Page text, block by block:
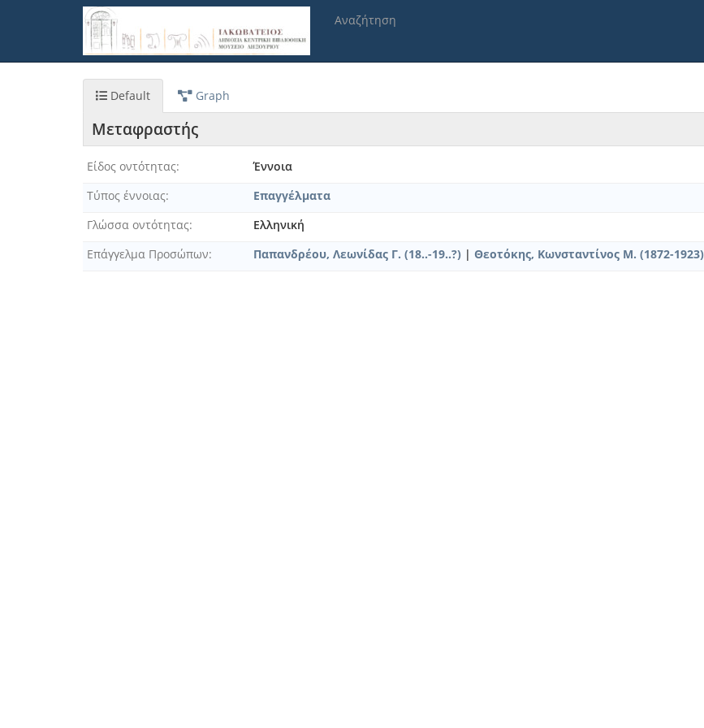
Αναζήτηση
Default Graph
Μεταφραστής
Είδος οντότητας
Έννοια
Τύπος έννοιας
Επαγγέλματα
Γλώσσα οντότητας
Ελληνική
Επάγγελμα Προσώπων
Παπανδρέου, Λεωνίδας Γ. (18..-19..?) | Θεοτόκης, Κωνσταντίνος Μ. (1872-1923)